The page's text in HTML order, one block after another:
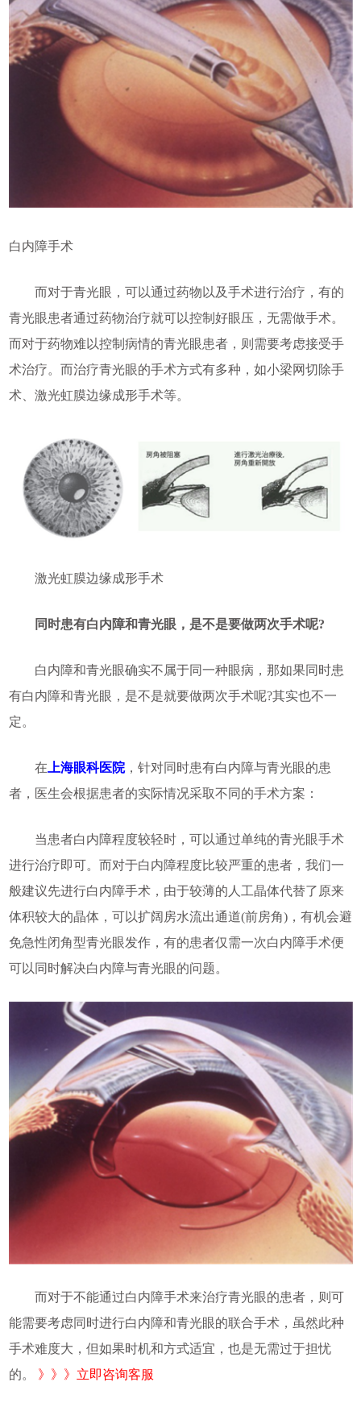
白内障手术
而对于青光眼，可以通过药物以及手术进行治疗，有的
青光眼患者通过药物治疗就可以控制好眼压，无需做手术。
而对于药物难以控制病情的青光眼患者，则需要考虑接受手
术治疗。而治疗青光眼的手术方式有多种，如小梁网切除手
术、激光虹膜边缘成形手术等。
激光虹膜边缘成形手术
同时患有白内障和青光眼，是不是要做两次手术呢?
白内障和青光眼确实不属于同一种眼病，那如果同时患
有白内障和青光眼，是不是就要做两次手术呢?其实也不一
定。
在 上海眼科医院，针对同时患有白内障与青光眼的患
者，医生会根据患者的实际情况采取不同的手术方案：
当患者白内障程度较轻时，可以通过单纯的青光眼手术
进行治疗即可。而对于白内障程度比较严重的患者，我们一
般建议先进行白内障手术，由于较薄的人工晶体代替了原来
体积较大的晶体，可以扩阔房水流出通道(前房角)，有机会避
免急性闭角型青光眼发作，有的患者仅需一次白内障手术便
可以同时解决白内障与青光眼的问题。
而对于不能通过白内障手术来治疗青光眼的患者，则可
能需要考虑同时进行白内障和青光眼的联合手术，虽然此种
手术难度大，但如果时机和方式适宜，也是无需过于担忧
的。 》》》立即咨询客服